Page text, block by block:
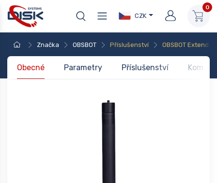
CZK
0
Značka OBSBOT Příslušenství OBSBOT
Obecné Parametry Příslušenství